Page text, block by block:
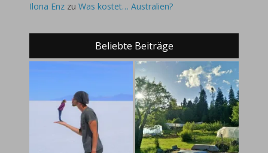
Ilona Enz zu Was kostet… Australien?
Beliebte Beiträge